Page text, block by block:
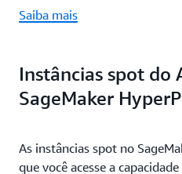
Saiba mais
Instâncias spot do
SageMaker
As instâncias spot no
que você acesse a